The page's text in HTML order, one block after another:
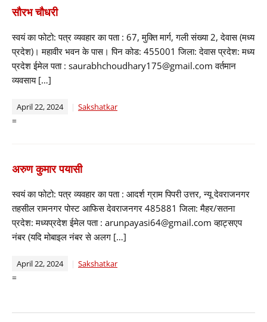
सौरभ चौधरी
स्वयं का फोटो: पत्र व्यवहार का पता : 67, मुक्ति मार्ग, गली संख्या 2, देवास (मध्य
प्रदेश)। महावीर भवन के पास। पिन कोड: 455001 जिला: देवास प्रदेश: मध्य
प्रदेश ईमेल पता : saurabhchoudhary175@gmail.com वर्तमान
व्यवसाय […]
April 22, 2024 Sakshatkar
=
अरुण कुमार पयासी
स्वयं का फोटो: पत्र व्यवहार का पता : आदर्श ग्राम पिपरी उत्तर, न्यू देवराजनगर
तहसील रामनगर पोस्ट आफिस देवराजनगर 485881 जिला: मैहर/सतना
प्रदेश: मध्यप्रदेश ईमेल पता : arunpayasi64@gmail.com व्हाट्सएप
नंबर (यदि मोबाइल नंबर से अलग […]
April 22, 2024 Sakshatkar
=